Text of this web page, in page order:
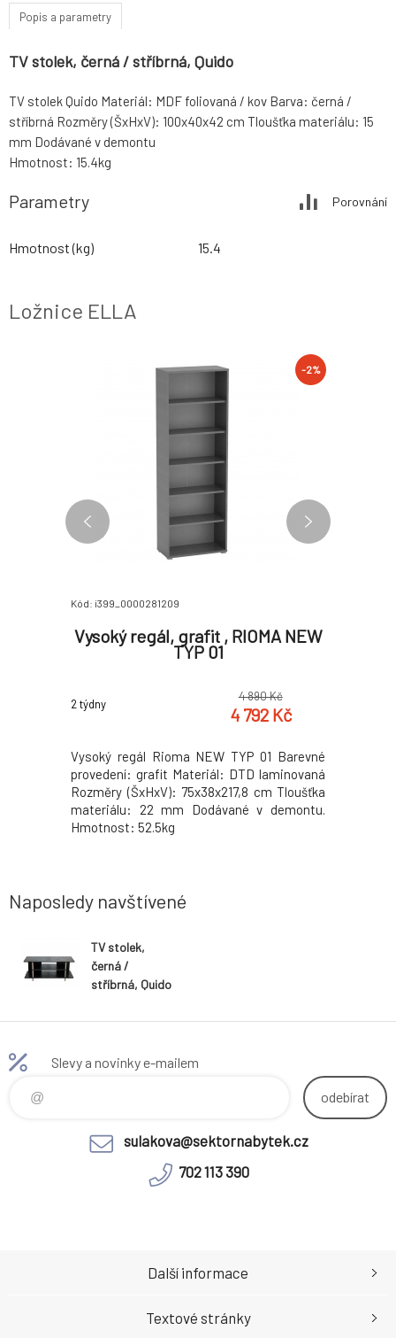
Popis a parametry
TV stolek, černá / stříbrná, Quido
TV stolek Quido Materiál: MDF foliovaná / kov Barva: černá /
stříbrná Rozměry (ŠxHxV): 100x40x42 cm Tloušťka materiálu: 15
mm Dodávané v demontu
Hmotnost: 15.4kg
Parametry Porovnání
Hmotnost (kg) 15.4
Ložnice ELLA
-2%
Kód: i399_0000281209
Vysoký regál, grafit , RIOMA NEW
TYP 01
2 týdny
4 890 Kč
4 792 Kč
Vysoký regál Rioma NEW TYP 01 Barevné
provedení: grafit Materiál: DTD laminovaná
Rozměry (ŠxHxV): 75x38x217,8 cm Tloušťka
materiálu: 22 mm Dodávané v demontu.
Hmotnost: 52.5kg
Naposledy navštívené
TV stolek,
černá /
stříbrná, Quido
Slevy a novinky e-mailem
odebírat
sulakova@sektornabytek.cz
702 113 390
Další informace
Textové stránky